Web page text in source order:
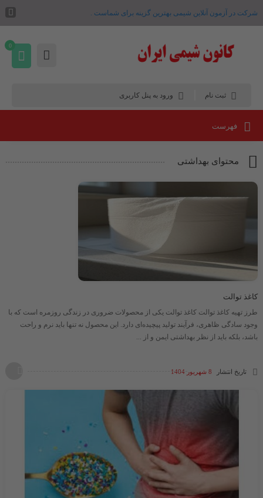
شرکت در آزمون آنلاین شیمی بهترین گزینه برای شماست .
ثبت نام ورود به پنل کاربری
0
فهرست
محتوای بهداشتی
کاغذ توالت
طرز تهیه کاغذ توالت کاغذ توالت یکی از محصولات ضروری در زندگی روزمره است که با
وجود سادگی ظاهری، فرآیند تولید پیچیده‌ای دارد. این محصول نه تنها باید نرم و راحت
باشد، بلکه باید از نظر بهداشتی ایمن و از ...
تاریخ انتشار 8 شهریور 1404